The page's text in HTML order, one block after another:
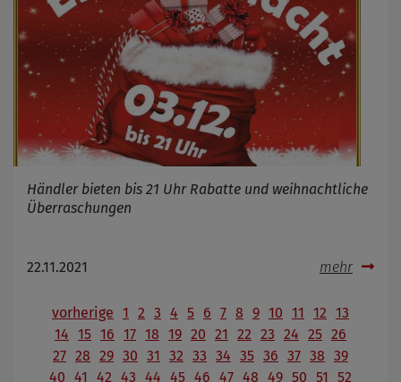
Händler bieten bis 21 Uhr Rabatte und weihnachtliche
Überraschungen
22.11.2021 mehr
vorherige 1 2 3 4 5 6 7 8 9 10 11 12 13
14 15 16 17 18 19 20 21 22 23 24 25 26
27 28 29 30 31 32 33 34 35 36 37 38 39
40 41 42 43 44 45 46 47 48 49 50 51
52